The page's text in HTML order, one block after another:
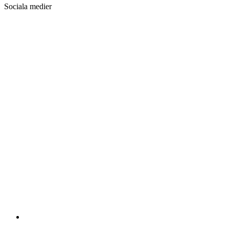
Sociala medier